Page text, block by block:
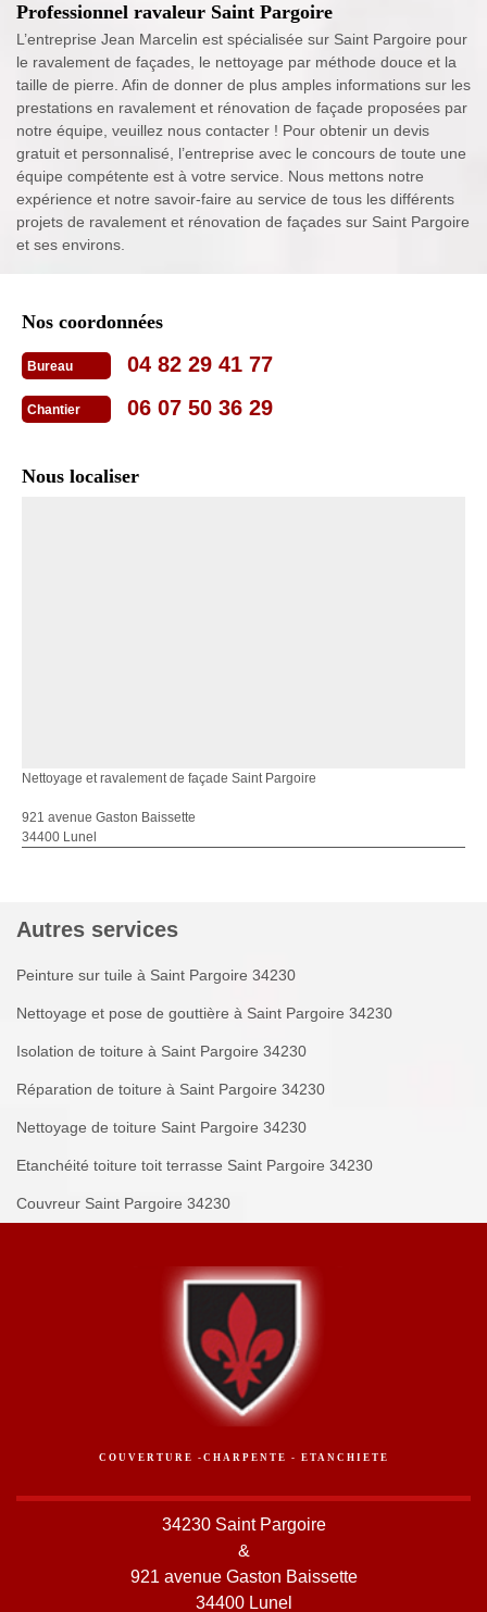
Professionnel ravaleur Saint Pargoire
L’entreprise Jean Marcelin est spécialisée sur Saint Pargoire pour
le ravalement de façades, le nettoyage par méthode douce et la
taille de pierre. Afin de donner de plus amples informations sur les
prestations en ravalement et rénovation de façade proposées par
notre équipe, veuillez nous contacter ! Pour obtenir un devis
gratuit et personnalisé, l’entreprise avec le concours de toute une
équipe compétente est à votre service. Nous mettons notre
expérience et notre savoir-faire au service de tous les différents
projets de ravalement et rénovation de façades sur Saint Pargoire
et ses environs.
Nos coordonnées
Bureau 04 82 29 41 77
Chantier 06 07 50 36 29
Nous localiser
Nettoyage et ravalement de façade Saint Pargoire
921 avenue Gaston Baissette
34400 Lunel
Autres services
Peinture sur tuile à Saint Pargoire 34230
Nettoyage et pose de gouttière à Saint Pargoire 34230
Isolation de toiture à Saint Pargoire 34230
Réparation de toiture à Saint Pargoire 34230
Nettoyage de toiture Saint Pargoire 34230
Etanchéité toiture toit terrasse Saint Pargoire 34230
Couvreur Saint Pargoire 34230
COUVERTURE -CHARPENTE - ETANCHIETE
34230 Saint Pargoire
&
921 avenue Gaston Baissette
34400 Lunel